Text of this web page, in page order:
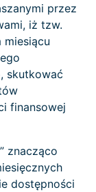
przez
iż tzw.
miesiącu
skutkować
finansowej
znacząco
dostępności